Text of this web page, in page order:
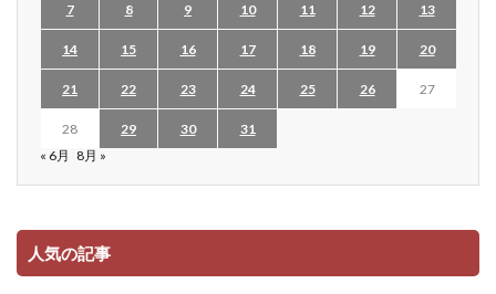
7 8 9 10 11 12 13
14 15 16 17 18 19 20
21 22 23 24 25 26 27
28 29 30
31
« 6月 8月 »
人気の記事